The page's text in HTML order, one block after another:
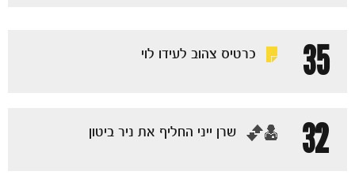
35 כרטיס צהוב לעידו לוי
32 ‏שרן ייני החליף את ניר ביטון